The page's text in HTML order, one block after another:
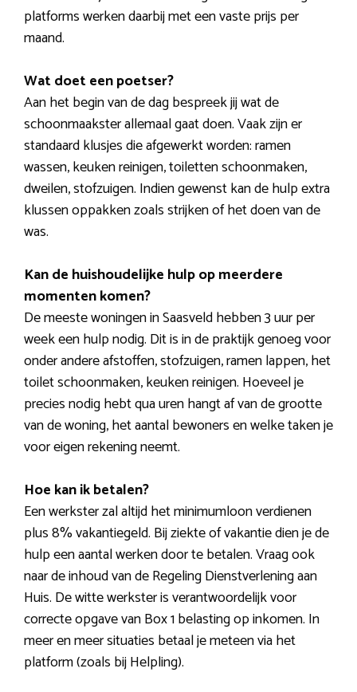
platforms werken daarbij met een vaste prijs per
maand.
Wat doet een poetser?
Aan het begin van de dag bespreek jij wat de
schoonmaakster allemaal gaat doen. Vaak zijn er
standaard klusjes die afgewerkt worden: ramen
wassen, keuken reinigen, toiletten schoonmaken,
dweilen, stofzuigen. Indien gewenst kan de hulp extra
klussen oppakken zoals strijken of het doen van de
was.
Kan de huishoudelijke hulp op meerdere
momenten komen?
De meeste woningen in Saasveld hebben 3 uur per
week een hulp nodig. Dit is in de praktijk genoeg voor
onder andere afstoffen, stofzuigen, ramen lappen, het
toilet schoonmaken, keuken reinigen. Hoeveel je
precies nodig hebt qua uren hangt af van de grootte
van de woning, het aantal bewoners en welke taken je
voor eigen rekening neemt.
Hoe kan ik betalen?
Een werkster zal altijd het minimumloon verdienen
plus 8% vakantiegeld. Bij ziekte of vakantie dien je de
hulp een aantal werken door te betalen. Vraag ook
naar de inhoud van de Regeling Dienstverlening aan
Huis. De witte werkster is verantwoordelijk voor
correcte opgave van Box 1 belasting op inkomen. In
meer en meer situaties betaal je meteen via het
platform (zoals bij Helpling).